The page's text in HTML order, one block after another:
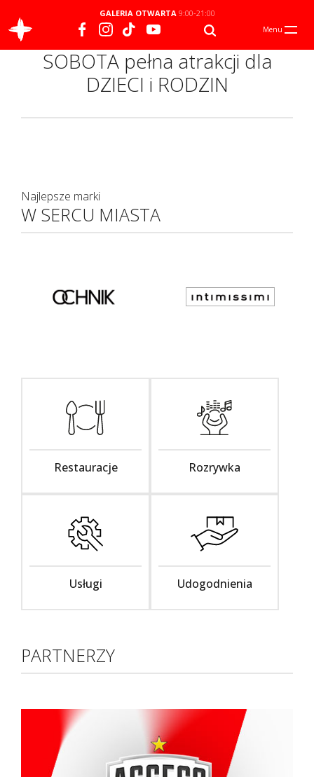
GALERIA OTWARTA9:00-21:00
Menu
SOBOTA pełna atrakcji dla
DZIECI i RODZIN
Najlepsze marki
W SERCU MIASTA
Restauracje Rozrywka
Usługi Udogodnienia
PARTNERZY